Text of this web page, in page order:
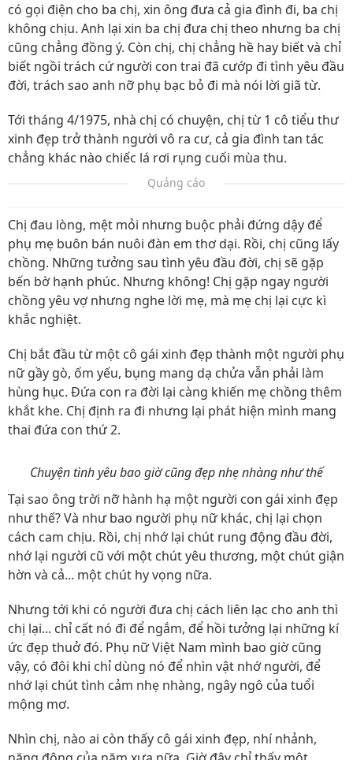
có gọi điện cho ba chị, xin ông đưa cả gia đình đi, ba chị
không chịu. Anh lại xin ba chị đưa chị theo nhưng ba chị
cũng chẳng đồng ý. Còn chị, chị chẳng hề hay biết và chỉ
biết ngồi trách cứ người con trai đã cướp đi tình yêu đầu
đời, trách sao anh nỡ phụ bạc bỏ đi mà nói lời giã từ.
Tới tháng 4/1975, nhà chị có chuyện, chị từ 1 cô tiểu thư
xinh đẹp trở thành người vô ra cư, cả gia đình tan tác
chẳng khác nào chiếc lá rơi rụng cuối mùa thu.
Quảng cáo
Chị đau lòng, mệt mỏi nhưng buộc phải đứng dậy để
phụ mẹ buôn bán nuôi đàn em thơ dại. Rồi, chị cũng lấy
chồng. Những tưởng sau tình yêu đầu đời, chị sẽ gặp
bến bờ hạnh phúc. Nhưng không! Chị gặp ngay người
chồng yêu vợ nhưng nghe lời mẹ, mà mẹ chị lại cực kì
khắc nghiệt.
Chị bắt đầu từ một cô gái xinh đẹp thành một người phụ
nữ gầy gò, ốm yếu, bụng mang dạ chửa vẫn phải làm
hùng hục. Đứa con ra đời lại càng khiến mẹ chồng thêm
khắt khe. Chị định ra đi nhưng lại phát hiện mình mang
thai đứa con thứ 2.
Chuyện tình yêu bao giờ cũng đẹp nhẹ nhàng như thế
Tại sao ông trời nỡ hành hạ một người con gái xinh đẹp
như thế? Và như bao người phụ nữ khác, chị lại chọn
cách cam chịu. Rồi, chị nhớ lại chút rung động đầu đời,
nhớ lại người cũ với một chút yêu thương, một chút giận
hờn và cả... một chút hy vọng nữa.
Nhưng tới khi có người đưa chị cách liên lạc cho anh thì
chị lại... chỉ cất nó đi để ngắm, để hồi tưởng lại những kí
ức đẹp thuở đó. Phụ nữ Việt Nam mình bao giờ cũng
vậy, có đôi khi chỉ dùng nó để nhìn vật nhớ người, để
nhớ lại chút tình cảm nhẹ nhàng, ngây ngô của tuổi
mộng mơ.
Nhìn chị, nào ai còn thấy cô gái xinh đẹp, nhí nhảnh,